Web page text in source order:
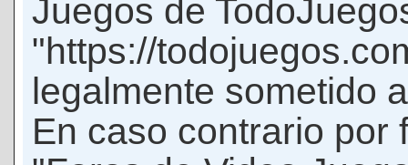
Juegos de
"https://
legalmente sometido
En caso contrario por